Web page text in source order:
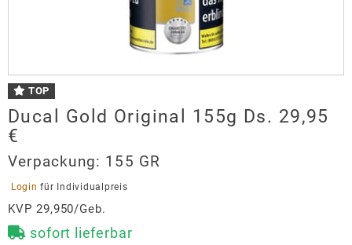
TOP
Ducal Gold Original 155g Ds. 29,95
€
Verpackung: 155 GR
Login für Individualpreis
KVP 29,950/Geb.
sofort lieferbar